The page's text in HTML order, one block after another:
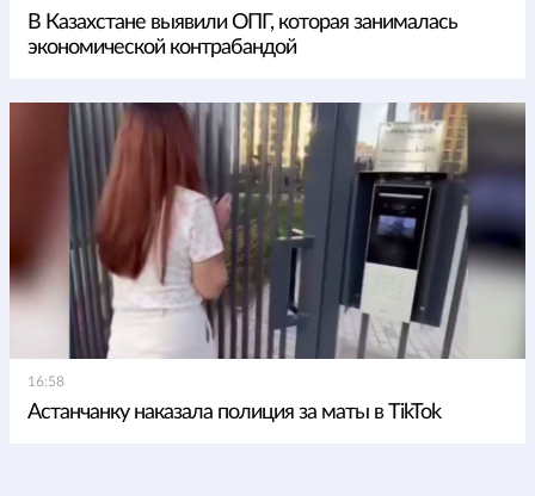
В Казахстане выявили ОПГ, которая занималась
экономической контрабандой
16:58
Астанчанку наказала полиция за маты в TikTok